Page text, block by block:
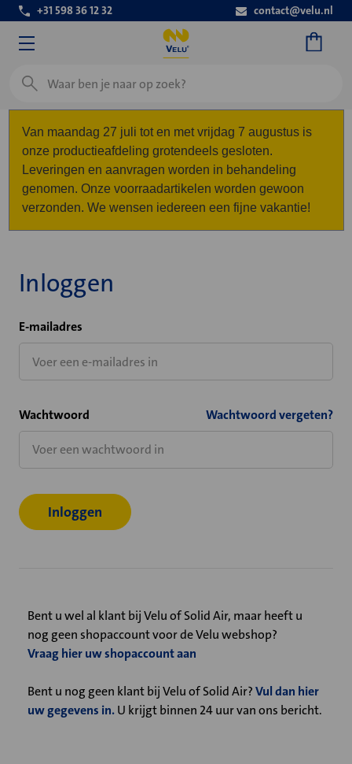
+31 598 36 12 32 contact@velu.nl
Zoeken
Van maandag 27 juli tot en met vrijdag 7 augustus is
onze productieafdeling grotendeels gesloten.
Leveringen en aanvragen worden in behandeling
genomen. Onze voorraadartikelen worden gewoon
verzonden. We wensen iedereen een fijne vakantie!
Inloggen
E-mailadres
Wachtwoord Wachtwoord vergeten?
Bent u wel al klant bij Velu of Solid Air, maar heeft u
nog geen shopaccount voor de Velu webshop?
Vraag hier uw shopaccount aan
Bent u nog geen klant bij Velu of Solid Air?Vul dan hier
uw gegevens in.U krijgt binnen 24 uur van ons bericht.